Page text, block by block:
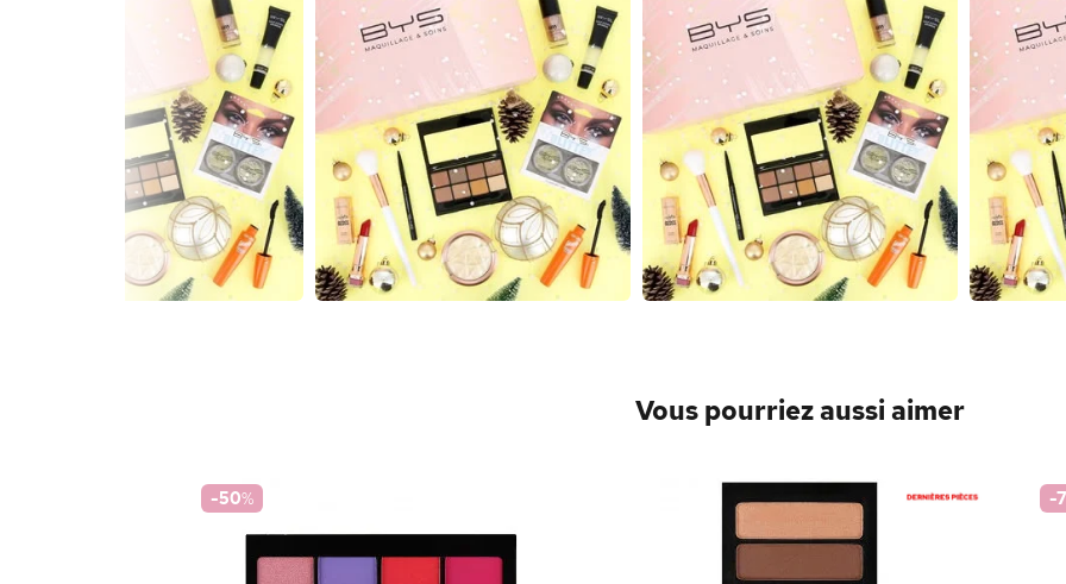
Vous pourriez aussi aimer
-50% -